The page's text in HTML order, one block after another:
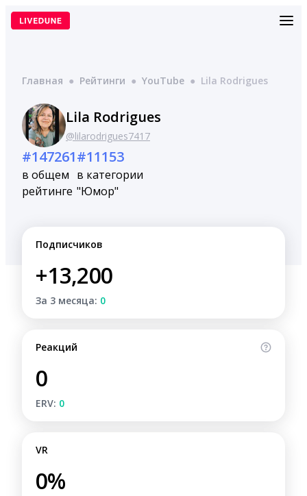
Перейти
Главная ● Рейтинги ● YouTube ● Lila Rodrigues
Lila Rodrigues
@lilarodrigues7417
#147261
в общем
рейтинге
#11153
в категории
"Юмор"
Подписчиков
+13,200
За 3 месяца: 0
Реакций
0
ERV: 0
VR
0%